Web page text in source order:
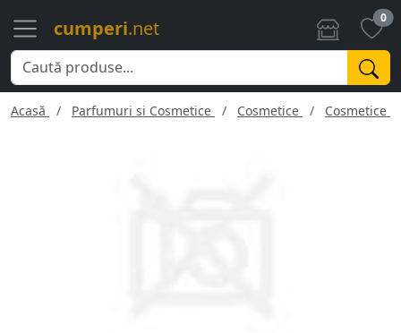
cumperi.net 0
Acasă Parfumuri si Cosmetice Cosmetice Cosmetice